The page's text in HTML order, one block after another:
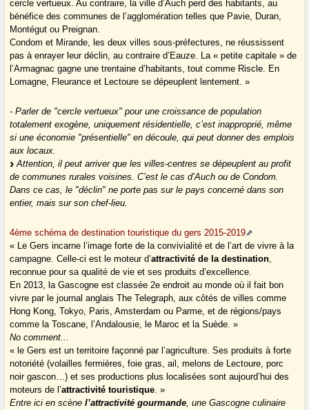
cercle vertueux. Au contraire, la ville d’Auch perd des habitants, au
bénéfice des communes de l’agglomération telles que Pavie, Duran,
Montégut ou Preignan.
Condom et Mirande, les deux villes sous-préfectures, ne réussissent
pas à enrayer leur déclin, au contraire d’Eauze. La « petite capitale » de
l’Armagnac gagne une trentaine d’habitants, tout comme Riscle. En
Lomagne, Fleurance et Lectoure se dépeuplent lentement. »
- Parler de "cercle vertueux" pour une croissance de population
totalement exogène, uniquement résidentielle, c’est inapproprié, même
si une économie "présentielle" en découle, qui peut donner des emplois
aux locaux.
Attention, il peut arriver que les villes-centres se dépeuplent au profit
de communes rurales voisines. C’est le cas d’Auch ou de Condom.
Dans ce cas, le "déclin" ne porte pas sur le pays concerné dans son
entier, mais sur son chef-lieu.
4ème schéma de destination touristique du gers 2015-2019
« Le Gers incarne l’image forte de la convivialité et de l’art de vivre à la
campagne. Celle-ci est le moteur d’attractivité de la destination,
reconnue pour sa qualité de vie et ses produits d’excellence.
En 2013, la Gascogne est classée 2e endroit au monde où il fait bon
vivre par le journal anglais The Telegraph, aux côtés de villes comme
Hong Kong, Tokyo, Paris, Amsterdam ou Parme, et de régions/pays
comme la Toscane, l’Andalousie, le Maroc et la Suède. »
No comment...
« le Gers est un territoire façonné par l’agriculture. Ses produits à forte
notoriété (volailles fermières, foie gras, ail, melons de Lectoure, porc
noir gascon…) et ses productions plus localisées sont aujourd’hui des
moteurs de l’attractivité touristique. »
Entre ici en scènel’attractivité gourmande, une Gascogne culinaire